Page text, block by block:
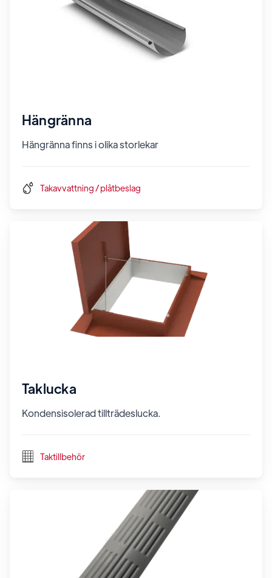
Hängränna
Hängränna finns i olika storlekar
Takavvattning / plåtbeslag
Taklucka
Kondensisolerad tillträdeslucka.
Taktillbehör